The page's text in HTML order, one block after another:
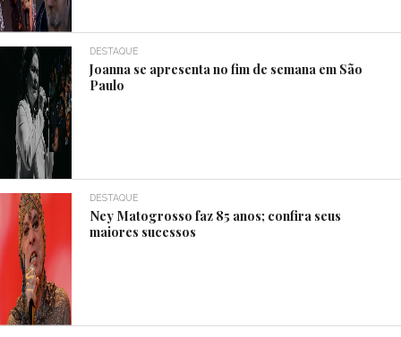
DESTAQUE
Joanna se apresenta no fim de semana em São
Paulo
DESTAQUE
Ney Matogrosso faz 85 anos; confira seus
maiores sucessos